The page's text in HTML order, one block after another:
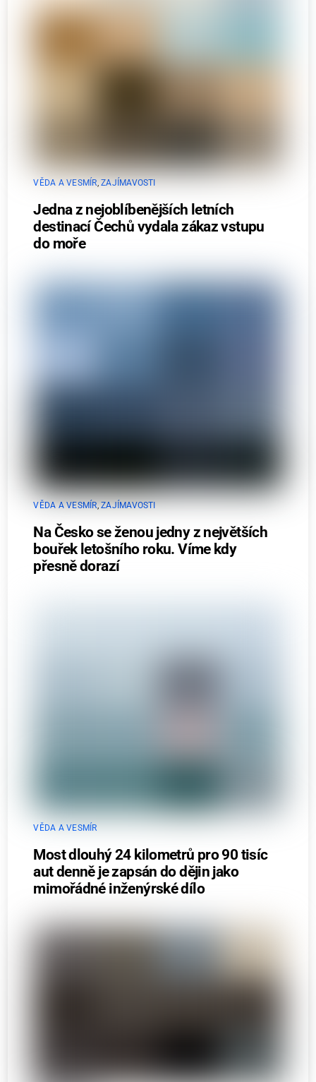
VĚDA A VESMÍR,ZAJÍMAVOSTI
Jedna z nejoblíbenějších letních
destinací Čechů vydala zákaz vstupu
do moře
VĚDA A VESMÍR,ZAJÍMAVOSTI
Na Česko se ženou jedny z největších
bouřek letošního roku. Víme kdy
přesně dorazí
VĚDA A VESMÍR
Most dlouhý 24 kilometrů pro 90 tisíc
aut denně je zapsán do dějin jako
mimořádné inženýrské dílo